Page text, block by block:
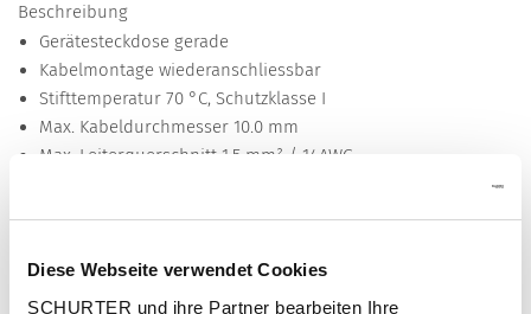
Diese Webseite verwendet Cookies
SCHURTER und ihre Partner bearbeiten Ihre
Beschreibung
Gerätesteckdose gerade
Kabelmontage wiederanschliessbar
Stifttemperatur 70 °C, Schutzklasse I
Max. Kabeldurchmesser 10.0 mm
Max. Leiterquerschnitt 1.5 mm² / 14AWG
Geeignet für den Einsatz in Geräten nach IEC/UL 62368-1
Detailanfrage zu Typ